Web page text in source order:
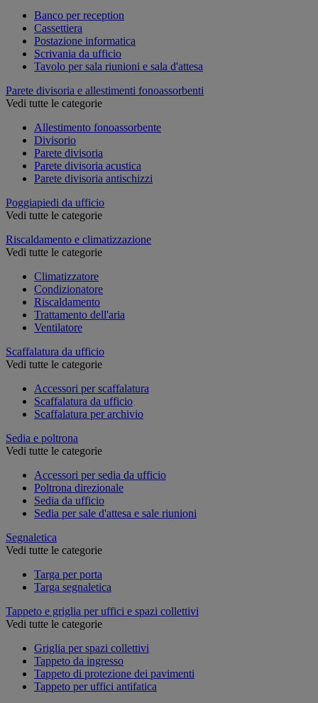
Banco per reception
Cassettiera
Postazione informatica
Scrivania da ufficio
Tavolo per sala riunioni e sala d'attesa
Parete divisoria e allestimenti fonoassorbenti
Vedi tutte le categorie
Allestimento fonoassorbente
Divisorio
Parete divisoria
Parete divisoria acustica
Parete divisoria antischizzi
Poggiapiedi da ufficio
Vedi tutte le categorie
Riscaldamento e climatizzazione
Vedi tutte le categorie
Climatizzatore
Condizionatore
Riscaldamento
Trattamento dell'aria
Ventilatore
Scaffalatura da ufficio
Vedi tutte le categorie
Accessori per scaffalatura
Scaffalatura da ufficio
Scaffalatura per archivio
Sedia e poltrona
Vedi tutte le categorie
Accessori per sedia da ufficio
Poltrona direzionale
Sedia da ufficio
Sedia per sale d'attesa e sale riunioni
Segnaletica
Vedi tutte le categorie
Targa per porta
Targa segnaletica
Tappeto e griglia per uffici e spazi collettivi
Vedi tutte le categorie
Griglia per spazi collettivi
Tappeto da ingresso
Tappeto di protezione dei pavimenti
Tappeto per uffici antifatica